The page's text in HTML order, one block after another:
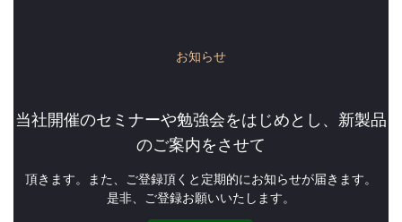
お知らせ
当社開催のセミナーや勉強会をはじめとし、新製品
のご案内をさせて
頂きます。また、ご登録頂くと定期的にお知らせが届きます。
是非、ご登録お願いいたします。